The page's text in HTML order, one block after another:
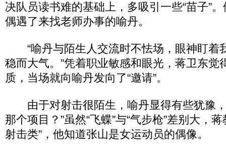
决队员读书难的基础上，多吸引一些“苗子”
偶遇了来找老师办事的喻丹。
“喻丹与陌生人交流时不怯场，眼神盯着
稳而大气。”凭着职业敏感和眼光，蒋卫东觉
质，当场就向喻丹发向了“邀请”。
由于对射击很陌生，喻丹显得有些犹豫
那个项目？”虽然“飞蝶”与“气步枪”差别大，
射击类”，他知道张山是女运动员的偶像。